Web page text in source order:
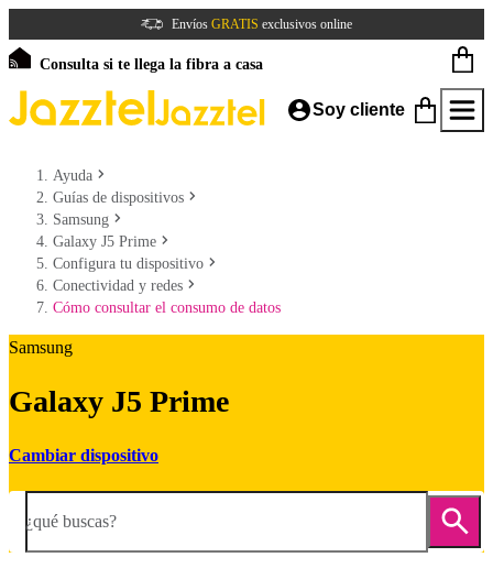
Envíos GRATIS exclusivos online
Consulta si te llega la fibra a casa
Soy cliente
Ayuda
Guías de dispositivos
Samsung
Galaxy J5 Prime
Configura tu dispositivo
Conectividad y redes
Cómo consultar el consumo de datos
Samsung
Galaxy J5 Prime
Cambiar dispositivo
¿qué buscas?